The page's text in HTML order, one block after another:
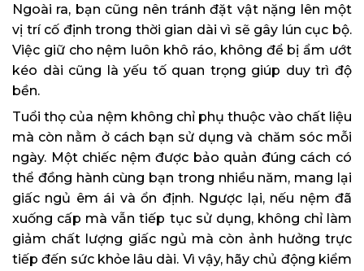
Ngoài ra, bạn cũng nên tránh đặt vật nặng lên một
vị trí cố định trong thời gian dài vì sẽ gây lún cục bộ.
Việc giữ cho nệm luôn khô ráo, không để bị ẩm ướt
kéo dài cũng là yếu tố quan trọng giúp duy trì độ
bền.
Tuổi thọ của nệm không chỉ phụ thuộc vào chất liệu
mà còn nằm ở cách bạn sử dụng và chăm sóc mỗi
ngày. Một chiếc nệm được bảo quản đúng cách có
thể đồng hành cùng bạn trong nhiều năm, mang lại
giấc ngủ êm ái và ổn định. Ngược lại, nếu nệm đã
xuống cấp mà vẫn tiếp tục sử dụng, không chỉ làm
giảm chất lượng giấc ngủ mà còn ảnh hưởng trực
tiếp đến sức khỏe lâu dài. Vì vậy, hãy chủ động kiểm